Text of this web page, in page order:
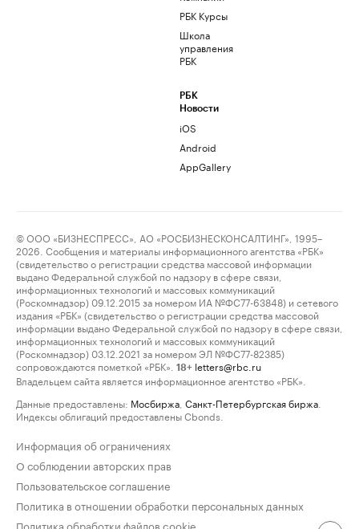
РБК Курсы
Школа
управления
РБК
РБК
Новости
iOS
Android
AppGallery
© ООО «БИЗНЕСПРЕСС», АО «РОСБИЗНЕСКОНСАЛТИНГ», 1995–
2026. Сообщения и материалы информационного агентства «РБК»
(свидетельство о регистрации средства массовой информации
выдано Федеральной службой по надзору в сфере связи,
информационных технологий и массовых коммуникаций
(Роскомнадзор) 09.12.2015 за номером ИА №ФС77-63848) и сетевого
издания «РБК» (свидетельство о регистрации средства массовой
информации выдано Федеральной службой по надзору в сфере связи,
информационных технологий и массовых коммуникаций
(Роскомнадзор) 03.12.2021 за номером ЭЛ №ФС77-82385)
сопровождаются пометкой «РБК».
18+ letters@rbc.ru
Владельцем сайта является информационное агентство «РБК».
Данные предоставлены: Мосбиржа Санкт-Петербургская биржа
Индексы облигаций предоставлены Cbonds.
Информация об ограничениях
О соблюдении авторских прав
Пользовательское соглашение
Политика в отношении обработки персональных данных
Политика обработки файлов cookie